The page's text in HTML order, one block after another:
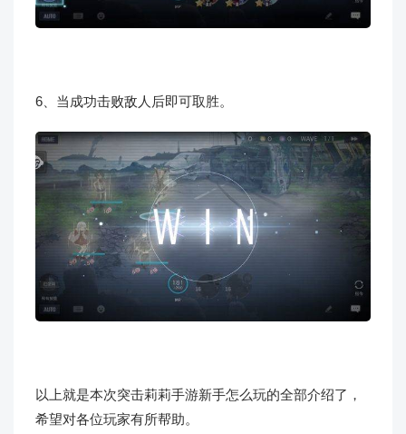
6、当成功击败敌人后即可取胜。
以上就是本次突击莉莉手游新手怎么玩的全部介绍了，
希望对各位玩家有所帮助。